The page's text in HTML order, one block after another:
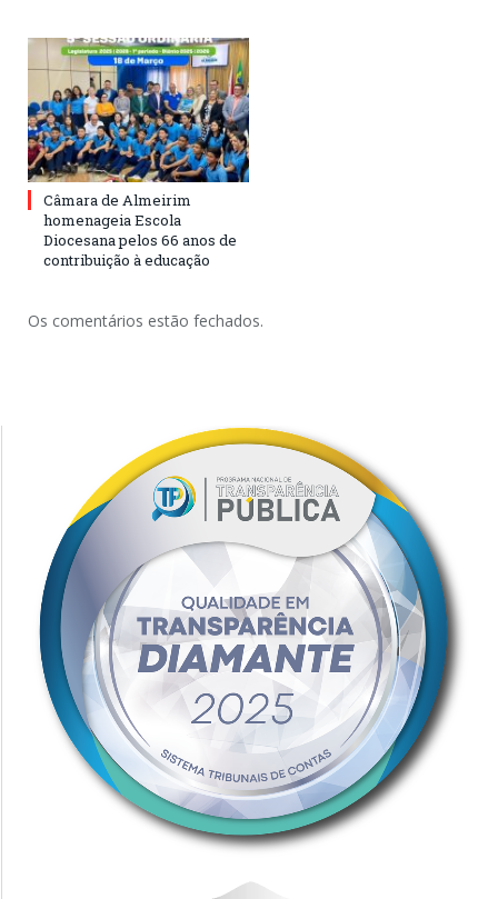
Câmara de Almeirim
homenageia Escola
Diocesana pelos 66 anos de
contribuição à educação
Os comentários estão fechados.